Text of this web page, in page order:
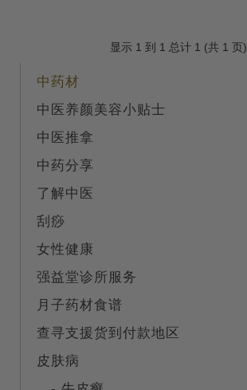
显示 1 到 1 总计 1 (共 1 页)
中药材
中医养颜美容小贴士
中医推拿
中药分享
了解中医
刮痧
女性健康
强益堂诊所服务
月子药材食谱
查寻支援货到付款地区
皮肤病